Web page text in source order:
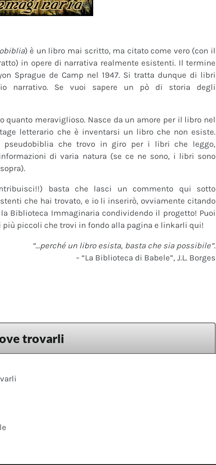
) è un libro mai scritto, ma citato come vero (con il
in opere di narrativa realmente esistenti. Il termine
Sprague de Camp nel 1947. Si tratta dunque di libri
narrativo. Se vuoi sapere un pò di storia degli
quanto meraviglioso. Nasce da un amore per il libro nel
letterario che è inventarsi un libro che non esiste.
pseudobiblia che trovo in giro per i libri che leggo,
di varia natura (se ce ne sono, i libri sono
basta che lasci un commento qui sotto
che hai trovato, e io li inserirò, ovviamente citando
Biblioteca Immaginaria condividendo il progetto! Puoi
più piccoli che trovi in fondo alla pagina e linkarli qui!
“…perché un libro esista, basta che sia possibile”.
– “La Biblioteca di Babele”, J.L. Borges
trovarli